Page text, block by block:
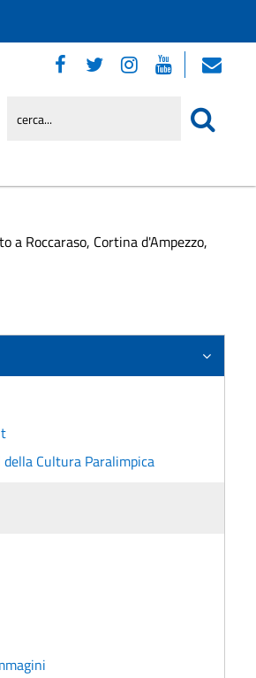
a Roccaraso, Cortina d'Ampezzo,
della Cultura Paralimpica